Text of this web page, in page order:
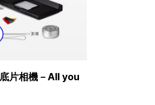
片相機－All you